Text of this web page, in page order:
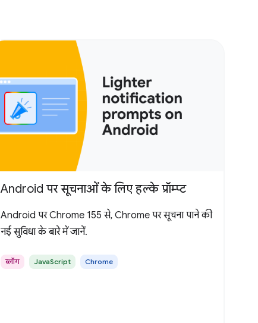
Android पर सूचनाओं के लिए हल्के प्रॉम्प्ट
Android पर Chrome 155 से, Chrome पर सूचना पाने की
नई सुविधा के बारे में जानें.
ब्लॉग JavaScript Chrome